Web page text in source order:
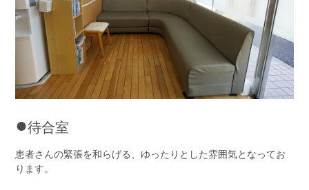
●待合室
患者さんの緊張を和らげる、ゆったりとした雰囲気となってお
ります。